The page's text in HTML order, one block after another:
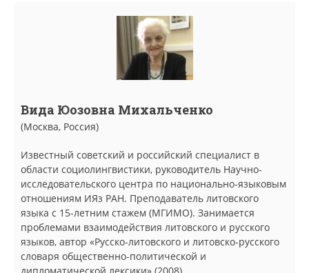
Вида Юозовна Михальченко
(Москва, Россия)
Известный советский и российский специалист в
области социолингвистики, руководитель Научно-
исследовательского центра по национально-языковым
отношениям ИЯз РАН. Преподаватель литовского
языка с 15-летним стажем (МГИМО). Занимается
проблемами взаимодействия литовского и русского
языков, автор «Русско-литовского и литовско-русского
словаря общественно-политической и